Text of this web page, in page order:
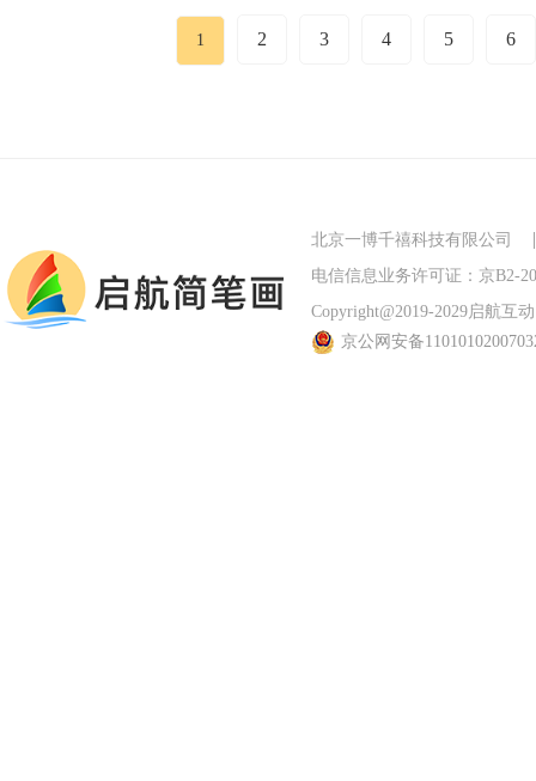
1 2 3 4 5 6
北京一博千禧科技有限公司
电信信息业务许可证：京B2-
Copyright@2019-2029启航互
京公网安备